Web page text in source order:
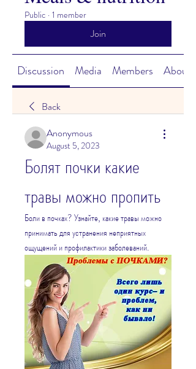
Public · 1 member
Join
Discussion Media Members About
Back
Anonymous
August 5, 2023
Болят почки какие
травы можно пропить
Боли в почках? Узнайте, какие травы можно
принимать для устранения неприятных
ощущений и профилактики заболеваний.